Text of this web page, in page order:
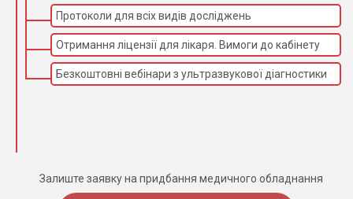
Протоколи для всіх видів досліджень
Отримання ліцензії для лікаря. Вимоги до кабінету
Безкоштовні вебінари з ультразвукової діагностики
Залиште заявку на придбання медичного обладнання